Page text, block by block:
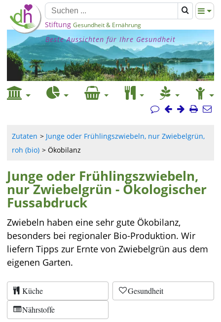
Stiftung Gesundheit & Ernährung
Beste Aussichten für Ihre Gesundheit
Zutaten
Junge oder Frühlingszwiebeln, nur Zwiebelgrün,
roh (bio)
Ökobilanz
Junge oder Frühlingszwiebeln,
nur Zwiebelgrün - Ökologischer
Fussabdruck
Zwiebeln haben eine sehr gute Ökobilanz,
besonders bei regionaler Bio-Produktion. Wir
liefern Tipps zur Ernte von Zwiebelgrün aus dem
eigenen Garten.
Küche
Gesundheit
Nährstoffe